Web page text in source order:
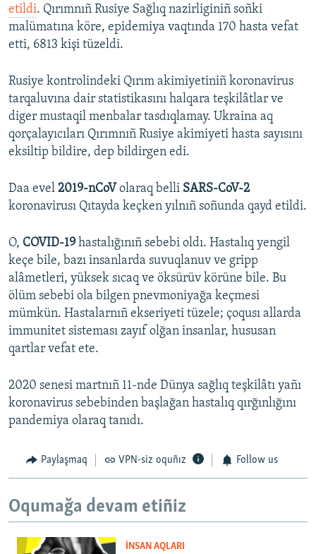
etildi. Qırımnıñ Rusiye Sağlıq nazirliginiñ soñki
malümatına köre, epidemiya vaqtında 170 hasta vefat
etti, 6813 kişi tüzeldi.
Rusiye kontrolindeki Qırım akimiyetiniñ koronavirus
tarqaluvına dair statistikasını halqara teşkilâtlar ve
diger mustaqil menbalar tasdıqlamay. Ukraina aq
qorçalayıcıları Qırımnıñ Rusiye akimiyeti hasta sayısını
eksiltip bildire, dep bildirgen edi.
Daa evel 2019-nCoV olaraq belli SARS-CoV-2
koronavirusı Qıtayda keçken yılnıñ soñunda qayd etildi.
O, COVID-19 hastalığınıñ sebebi oldı. Hastalıq yengil
keçe bile, bazı insanlarda suvuqlanuv ve gripp
alâmetleri, yüksek sıcaq ve öksürüv körüne bile. Bu
ölüm sebebi ola bilgen pnevmoniyağa keçmesi
mümkün. Hastalarnıñ ekseriyeti tüzele; çoqusı allarda
immunitet sisteması zayıf olğan insanlar, hususan
qartlar vefat ete.
2020 senesi martnıñ 11-nde Dünya sağlıq teşkilâtı yañı
koronavirus sebebinden başlağan hastalıq qırğınlığını
pandemiya olaraq tanıdı.
Paylaşmaq VPN-siz oquñız Follow us
Oqumağa devam etiñiz
İNSAN AQLARI